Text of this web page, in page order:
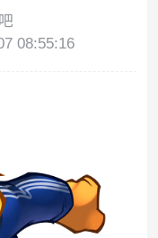
08:55:16